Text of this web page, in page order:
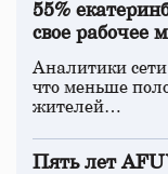
55%
свое рабочее
Аналитики
что меньше
жителей…
Пять лет